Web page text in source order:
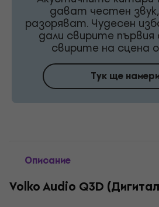
дават честен
разоряват. Чудесен
дали свирите първия
свирите на сцена
Тук ще
Описание
Volko Audio Q3D